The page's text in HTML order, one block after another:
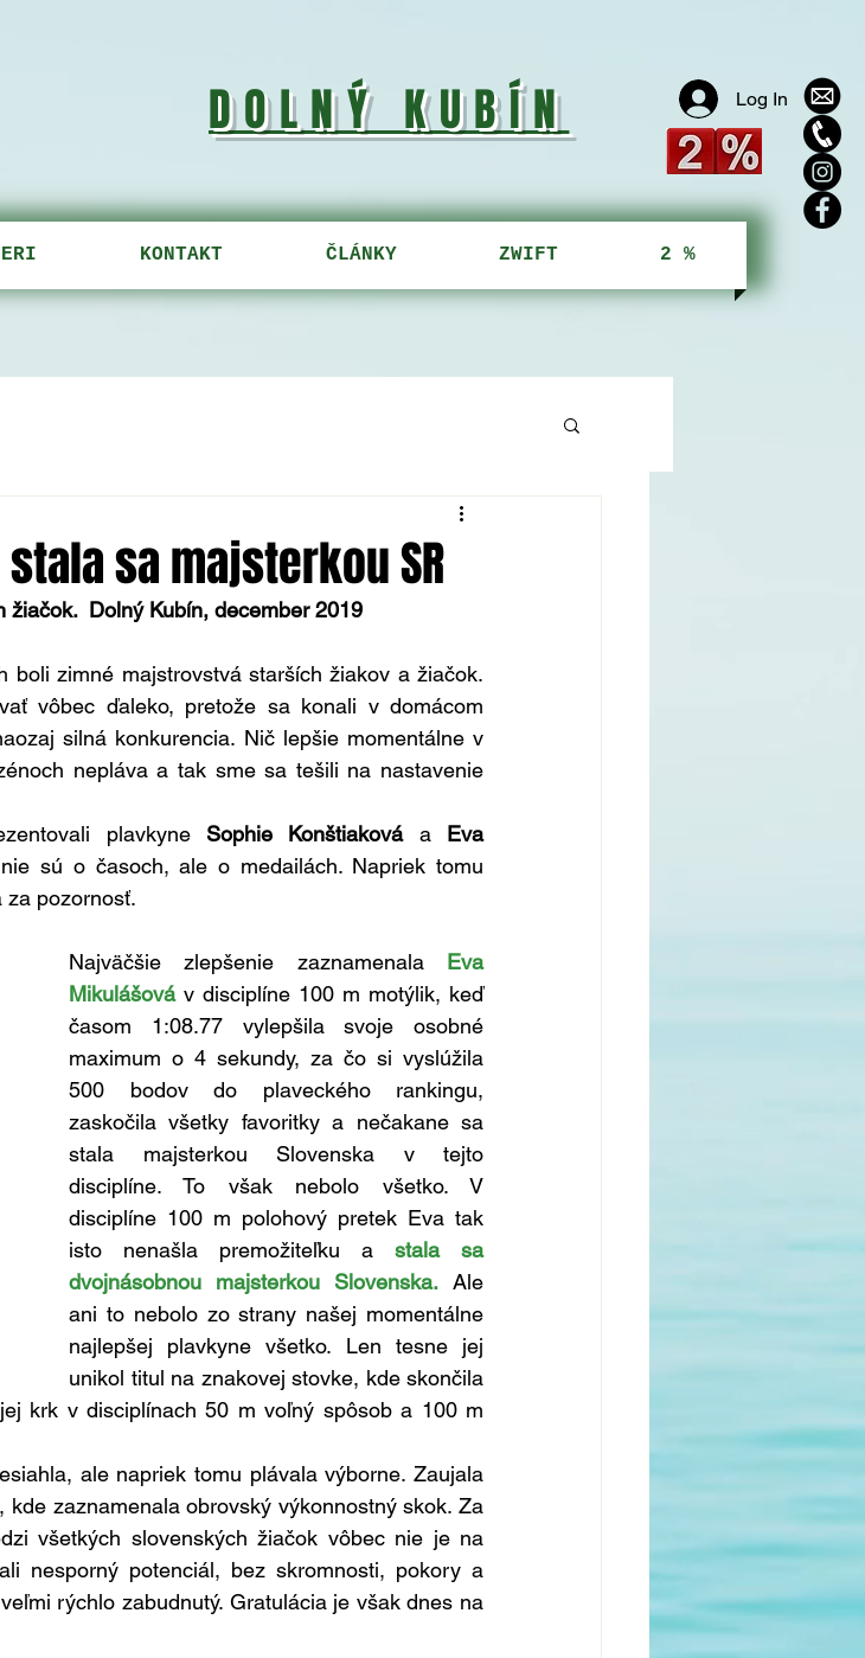
DOLNÝ KUBÍN Log In
KONTAKT ČLÁNKY ZWIFT 2 %
sa majsterkou SR
Dolný Kubín, december 2019
boli zimné majstrovstvá starších žiakov a žiačok.
vôbec ďaleko, pretože sa konali v domácom
silná konkurencia. Nič lepšie momentálne v
nepláva a tak sme sa tešili na nastavenie
plavkyne Sophie Konštiaková a Eva
sú o časoch, ale o medailách. Napriek tomu
za pozornosť.
Najväčšie zlepšenie zaznamenala Eva
Mikulášová v disciplíne 100 m motýlik, keď
časom 1:08.77 vylepšila svoje osobné
maximum o 4 sekundy, za čo si vyslúžila
500 bodov do plaveckého rankingu,
zaskočila všetky favoritky a nečakane sa
stala majsterkou Slovenska v tejto
disciplíne. To však nebolo všetko. V
disciplíne 100 m polohový pretek Eva tak
isto nenašla premožiteľku a stala sa
dvojnásobnou majsterkou Slovenska. Ale
ani to nebolo zo strany našej momentálne
najlepšej plavkyne všetko. Len tesne jej
unikol titul na znakovej stovke, kde skončila
krk v disciplínach 50 m voľný spôsob a 100 m
ale napriek tomu plávala výborne. Zaujala
zaznamenala obrovský výkonnostný skok. Za
všetkých slovenských žiačok vôbec nie je na
nesporný potenciál, bez skromnosti, pokory a
rýchlo zabudnutý. Gratulácia je však dnes na